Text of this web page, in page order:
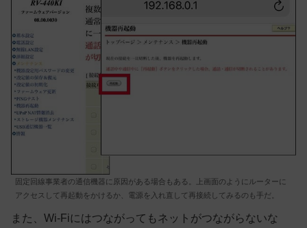
固定回線事業者の通信機器に原因がある場合もある。上画面のようにルーターに
アクセスして再起動をかけるか、電源を入れ直して再接続してみるのも手だ。
また、Wi-Fiにはつながってもネットがつながらないな